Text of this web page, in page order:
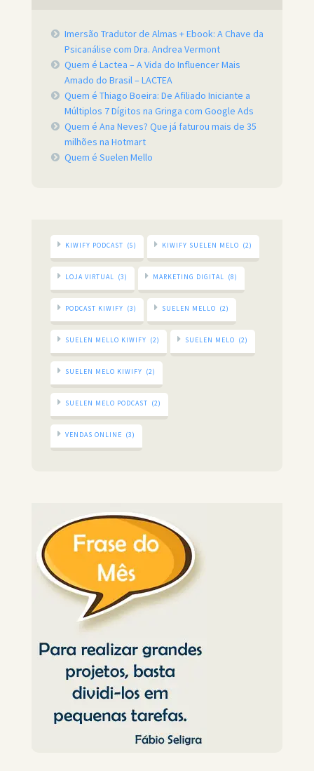
Imersão Tradutor de Almas + Ebook: A Chave da
Psicanálise com Dra. Andrea Vermont
Quem é Lactea – A Vida do Influencer Mais
Amado do Brasil – LACTEA
Quem é Thiago Boeira: De Afiliado Iniciante a
Múltiplos 7 Dígitos na Gringa com Google Ads
Quem é Ana Neves? Que já faturou mais de 35
milhões na Hotmart
Quem é Suelen Mello
KIWIFY PODCAST (5) KIWIFY SUELEN MELO (2)
LOJA VIRTUAL (3) MARKETING DIGITAL (8)
PODCAST KIWIFY (3) SUELEN MELLO (2)
SUELEN MELLO KIWIFY (2) SUELEN MELO (2)
SUELEN MELO KIWIFY (2)
SUELEN MELO PODCAST (2)
VENDAS ONLINE (3)